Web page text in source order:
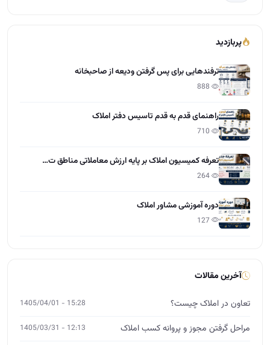
پربازدید
ترفندهایی برای پس گرفتن ودیعه از صاحبخانه
راهنمای قدم به قدم تاسیس دفتر املاک
تعرفه کمیسیون املاک بر پایه ارزش معاملاتی مناطق ت…
دوره آموزشی مشاور املاک
آخرین مقالات
تعاون در املاک چیست؟ 15:28 - 1405/04/01
مراحل گرفتن مجوز و پروانه کسب املاک 12:13 - 1405/03/31